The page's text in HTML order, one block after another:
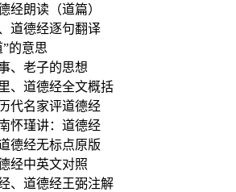
经朗读（道篇）
道德经逐句翻译
的意思
、老子的思想
、道德经全文概括
代名家评道德经
怀瑾讲：道德经
德经无标点原版
经中英文对照
、道德经王弼注解